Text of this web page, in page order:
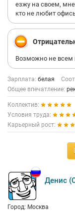
езжу на своем, мне
кто не любит
Возможно не всем
Зарплата: белая
Общее впечатление:
Коллектив:
Условия труда:
Карьерный рост:
Денис
Город: Москва